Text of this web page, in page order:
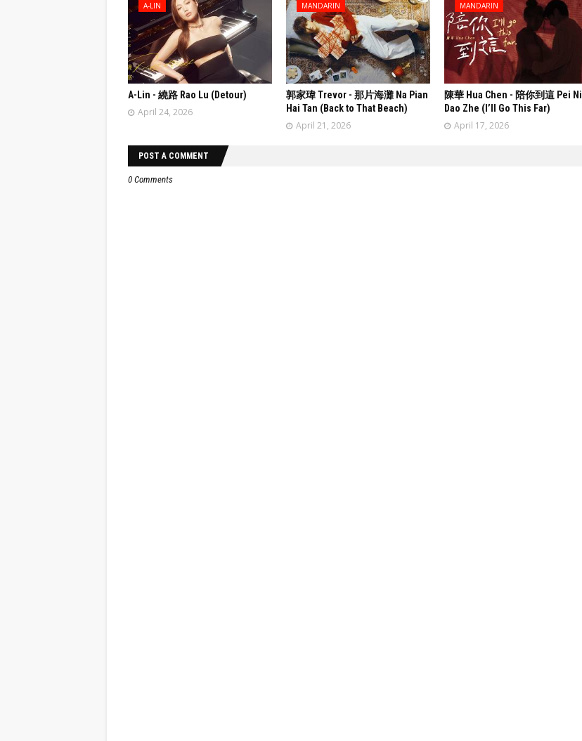
A-LIN
A-Lin - 繞路 Rao Lu (Detour)
April 24, 2026
MANDARIN
郭家瑋 Trevor - 那片海灘 Na Pian
Hai Tan (Back to That Beach)
April 21, 2026
MANDARIN
陳華 Hua Chen - 陪你到這 Pei Ni
Dao Zhe (I’ll Go This Far)
April 17, 2026
POST A COMMENT
0 Comments